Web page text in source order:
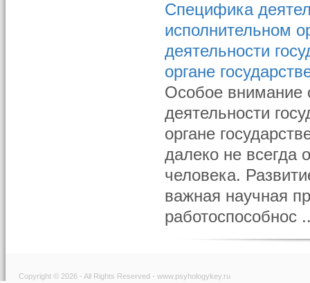
Специфика
исполнительном
деятельности
органе
Особое внимание
деятельности
органе
далеко не всегда
человека.
важная научная
работоспособнос
Copyright © 2026 - All Rights Reserved - www.psyhologykey.ru